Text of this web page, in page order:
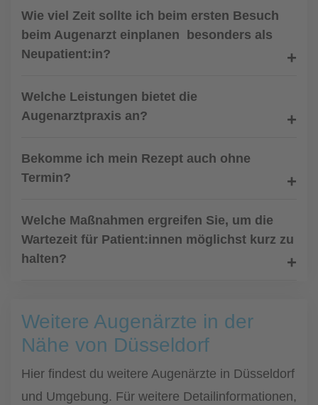
Wie viel Zeit sollte ich beim ersten Besuch
beim Augenarzt einplanen  besonders als
Neupatient:in?
Welche Leistungen bietet die
Augenarztpraxis an?
Bekomme ich mein Rezept auch ohne
Termin?
Welche Maßnahmen ergreifen Sie, um die
Wartezeit für Patient:innen möglichst kurz zu
halten?
Weitere Augenärzte in der
Nähe von Düsseldorf
Hier findest du weitere Augenärzte in Düsseldorf
und Umgebung. Für weitere Detailinformationen,